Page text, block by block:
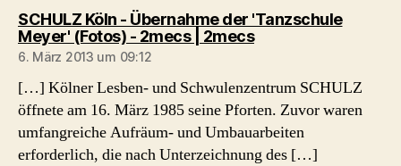
SCHULZ Köln - Übernahme der 'Tanzschule
Meyer' (Fotos) - 2mecs | 2mecssagt:
6. März 2013 um 09:12
[…] Kölner Lesben- und Schwulenzentrum SCHULZ
öffnete am 16. März 1985 seine Pforten. Zuvor waren
umfangreiche Aufräum- und Umbauarbeiten
erforderlich, die nach Unterzeichnung des […]